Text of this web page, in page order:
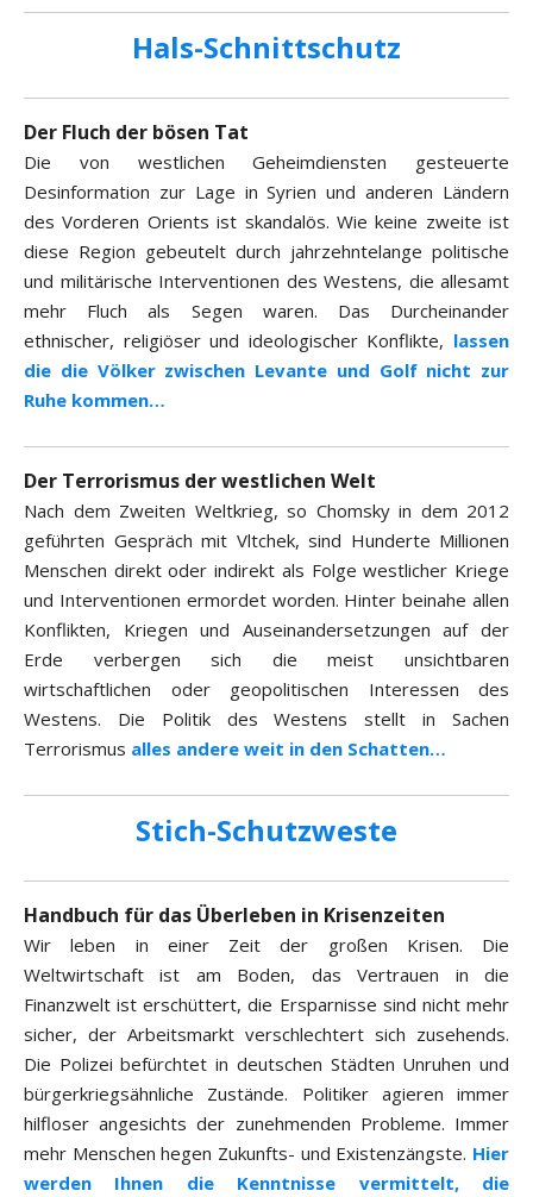
Hals-Schnittschutz
Der Fluch der bösen Tat
Die von westlichen Geheimdiensten gesteuerte
Desinformation zur Lage in Syrien und anderen Ländern
des Vorderen Orients ist skandalös. Wie keine zweite ist
diese Region gebeutelt durch jahrzehntelange politische
und militärische Interventionen des Westens, die allesamt
mehr Fluch als Segen waren. Das Durcheinander
ethnischer, religiöser und ideologischer Konflikte, lassen
die die Völker zwischen Levante und Golf nicht zur
Ruhe kommen…
Der Terrorismus der westlichen Welt
Nach dem Zweiten Weltkrieg, so Chomsky in dem 2012
geführten Gespräch mit Vltchek, sind Hunderte Millionen
Menschen direkt oder indirekt als Folge westlicher Kriege
und Interventionen ermordet worden. Hinter beinahe allen
Konflikten, Kriegen und Auseinandersetzungen auf der
Erde verbergen sich die meist unsichtbaren
wirtschaftlichen oder geopolitischen Interessen des
Westens. Die Politik des Westens stellt in Sachen
Terrorismus alles andere weit in den Schatten…
Stich-Schutzweste
Handbuch für das Überleben in Krisenzeiten
Wir leben in einer Zeit der großen Krisen. Die
Weltwirtschaft ist am Boden, das Vertrauen in die
Finanzwelt ist erschüttert, die Ersparnisse sind nicht mehr
sicher, der Arbeitsmarkt verschlechtert sich zusehends.
Die Polizei befürchtet in deutschen Städten Unruhen und
bürgerkriegsähnliche Zustände. Politiker agieren immer
hilfloser angesichts der zunehmenden Probleme. Immer
mehr Menschen hegen Zukunfts- und Existenzängste. Hier
werden Ihnen die Kenntnisse vermittelt, die